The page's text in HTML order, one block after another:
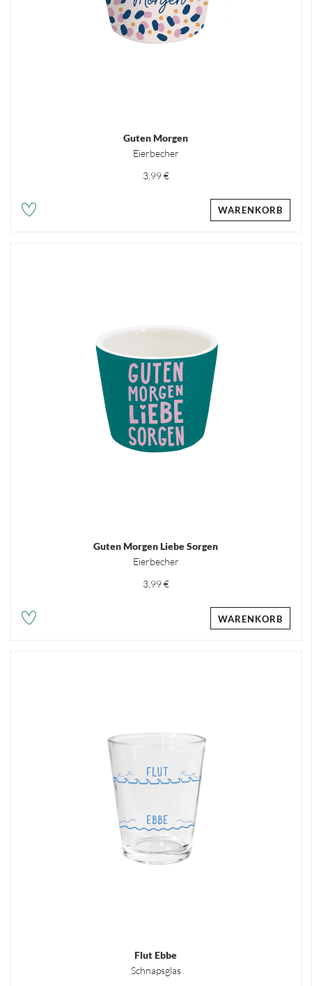
Guten Morgen
Eierbecher
3,99 €
WARENKORB
Guten Morgen Liebe Sorgen
Eierbecher
3,99 €
WARENKORB
Flut Ebbe
Schnapsglas